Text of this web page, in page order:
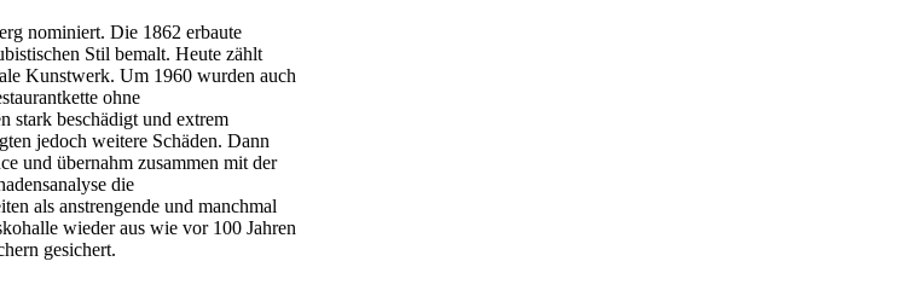
nominiert. Die 1862 erbaute
Stil bemalt. Heute zählt
Kunstwerk. Um 1960 wurden auch
ohne
stark beschädigt und extrem
jedoch weitere Schäden. Dann
und übernahm zusammen mit der
die
als anstrengende und manchmal
wieder aus wie vor 100 Jahren
gesichert.